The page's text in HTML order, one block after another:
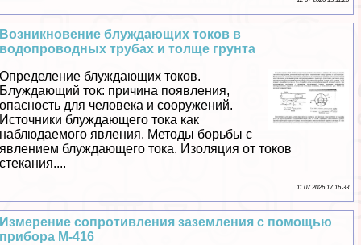
Возникновение блуждающих токов в
водопроводных трубах и толще грунта
Определение блуждающих токов.
Блуждающий ток: причина появления,
опасность для человека и сооружений.
Источники блуждающего тока как
наблюдаемого явления. Методы борьбы с
явлением блуждающего тока. Изоляция от токов
стекания....
11 07 2026 17:16:33
Измерение сопротивления заземления с помощью
прибора М-416